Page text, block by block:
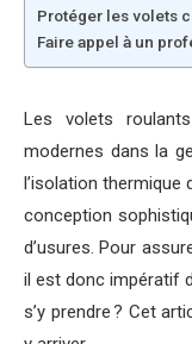
Protéger les volets
Faire appel à un
Les volets
modernes dans la
l’isolation thermique
conception
d’usures. Pour
il est donc impératif
s’y prendre ? Cet